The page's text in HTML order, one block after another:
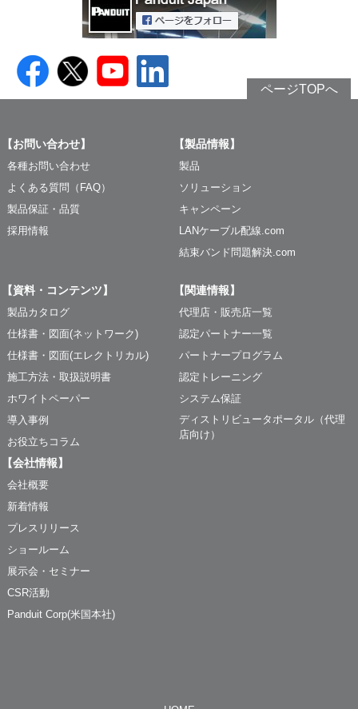
ページTOPへ
【お問い合わせ】
各種お問い合わせ
よくある質問（FAQ）
製品保証・品質
採用情報
【製品情報】
製品
ソリューション
キャンペーン
LANケーブル配線.com
結束バンド問題解決.com
【資料・コンテンツ】
製品カタログ
仕様書・図面(ネットワーク)
仕様書・図面(エレクトリカル)
施工方法・取扱説明書
ホワイトペーパー
導入事例
お役立ちコラム
【関連情報】
代理店・販売店一覧
認定パートナー一覧
パートナープログラム
認定トレーニング
システム保証
ディストリビュータポータル（代理
店向け）
【会社情報】
会社概要
新着情報
プレスリリース
ショールーム
展示会・セミナー
CSR活動
Panduit Corp(米国本社)